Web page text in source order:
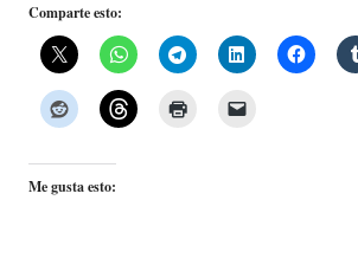
Comparte esto:
Me gusta esto: